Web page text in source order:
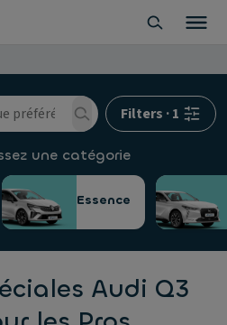
Filters ·1
une catégorie
Essence
Audi Q3